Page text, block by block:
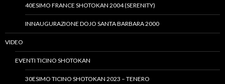
40ESIMO FRANCE SHOTOKAN 2004 (SERENITY)
INNAUGURAZIONE DOJO SANTA BARBARA 2000
VIDEO
EVENTI TICINO SHOTOKAN
30ESIMO TICINO SHOTOKAN 2023 – TENERO